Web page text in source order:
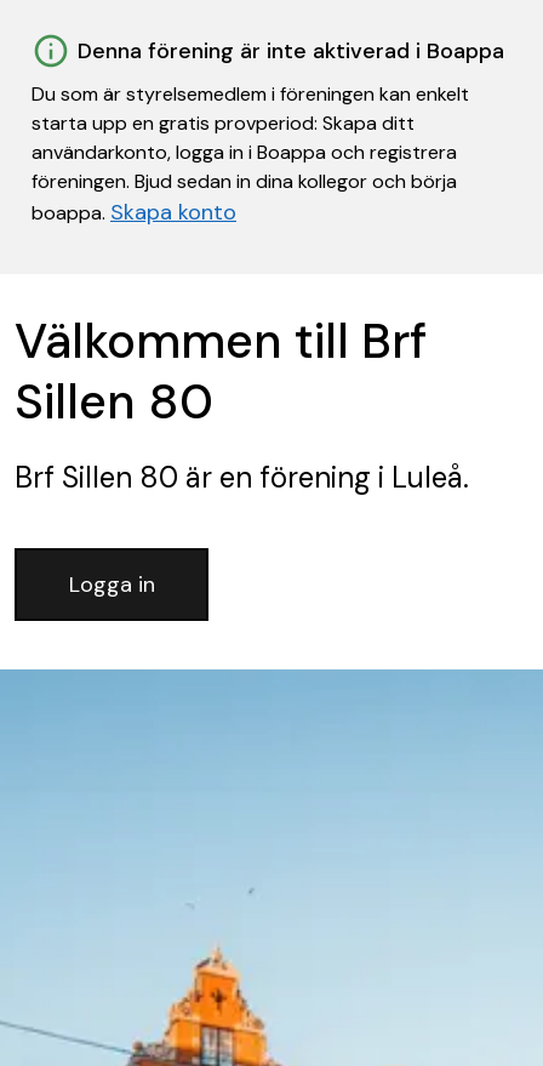
Denna förening är inte aktiverad i Boappa
Du som är styrelsemedlem i föreningen kan enkelt
starta upp en gratis provperiod: Skapa ditt
användarkonto, logga in i Boappa och registrera
föreningen. Bjud sedan in dina kollegor och börja
boappa. Skapa konto
Välkommen till Brf
Sillen 80
Brf Sillen 80 är en förening i Luleå.
Logga in